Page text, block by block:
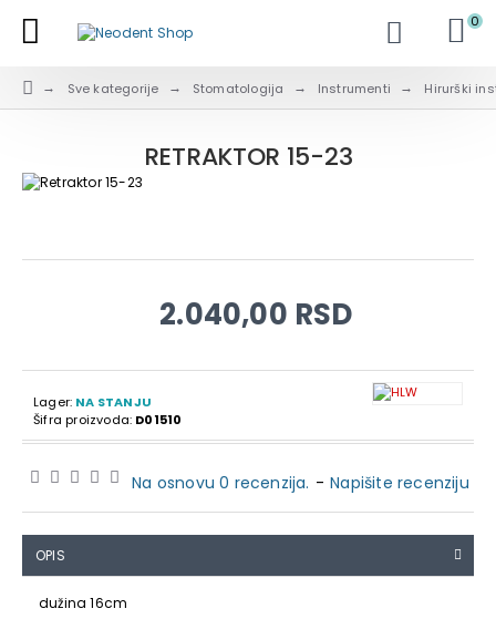
0
Sve kategorije Stomatologija Instrumenti Hirurški
RETRAKTOR 15-23
Lager: NA STANJU
Šifra proizvoda: D01510
Na osnovu 0 recenzija. - Napišite recenziju
2.040,00 RSD
OPIS
dužina 16cm